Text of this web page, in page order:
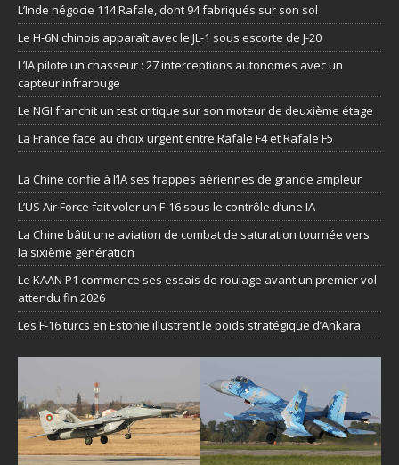
L’Inde négocie 114 Rafale, dont 94 fabriqués sur son sol
Le H-6N chinois apparaît avec le JL-1 sous escorte de J-20
L’IA pilote un chasseur : 27 interceptions autonomes avec un
capteur infrarouge
Le NGI franchit un test critique sur son moteur de deuxième étage
La France face au choix urgent entre Rafale F4 et Rafale F5
La Chine confie à l’IA ses frappes aériennes de grande ampleur
L’US Air Force fait voler un F-16 sous le contrôle d’une IA
La Chine bâtit une aviation de combat de saturation tournée vers
la sixième génération
Le KAAN P1 commence ses essais de roulage avant un premier vol
attendu fin 2026
Les F-16 turcs en Estonie illustrent le poids stratégique d’Ankara